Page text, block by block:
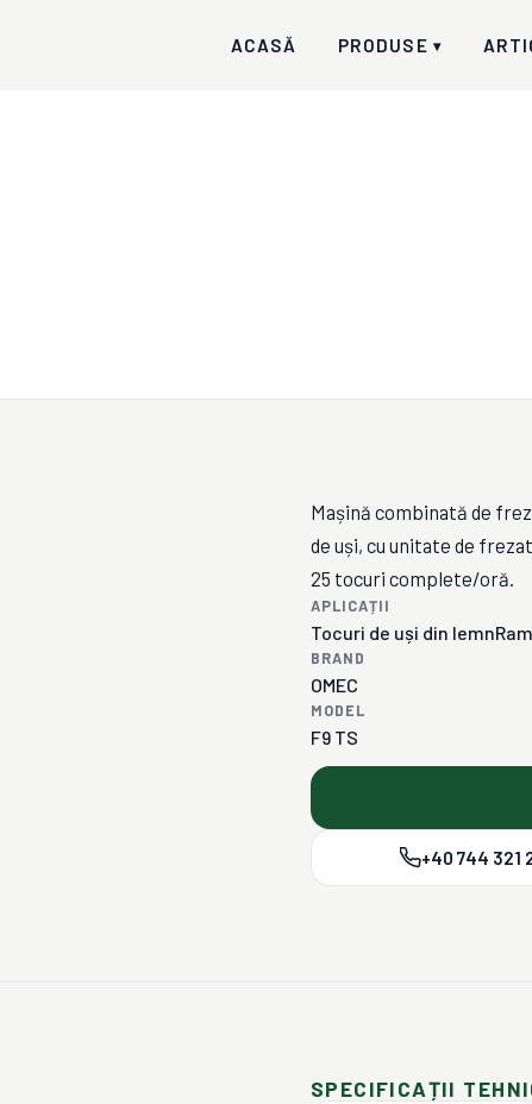
ACASĂ PRODUSE ▾
Mașină combinată de
de uși, cu unitate de
25 tocuri complete/oră.
APLICAȚII
Tocuri de uși din lemn
BRAND
OMEC
MODEL
F9 TS
+40 744 321
SPECIFICAȚII